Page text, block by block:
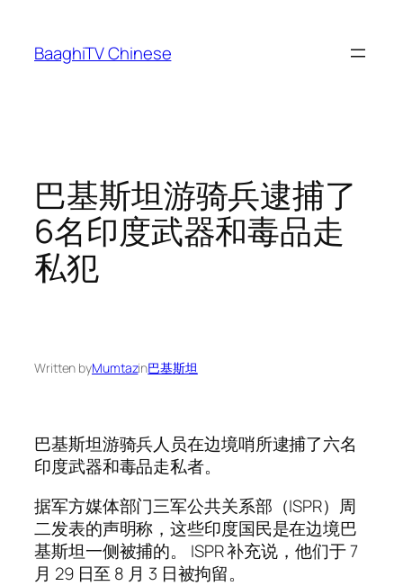
content
BaaghiTV Chinese
巴基斯坦游骑兵逮捕了
6名印度武器和毒品走
私犯
Written byMumtazin巴基斯坦
巴基斯坦游骑兵人员在边境哨所逮捕了六名
印度武器和毒品走私者。
据军方媒体部门三军公共关系部（ISPR）周
二发表的声明称，这些印度国民是在边境巴
基斯坦一侧被捕的。 ISPR 补充说，他们于 7
月 29 日至 8 月 3 日被拘留。